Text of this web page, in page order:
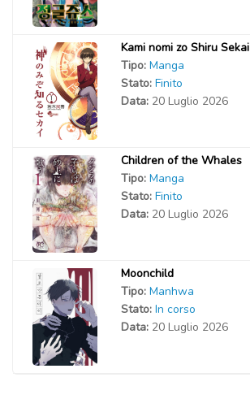
Kami nomi zo Shiru Sekai
Tipo: Manga
Stato: Finito
Data: 20 Luglio 2026
Children of the Whales
Tipo: Manga
Stato: Finito
Data: 20 Luglio 2026
Moonchild
Tipo: Manhwa
Stato: In corso
Data: 20 Luglio 2026